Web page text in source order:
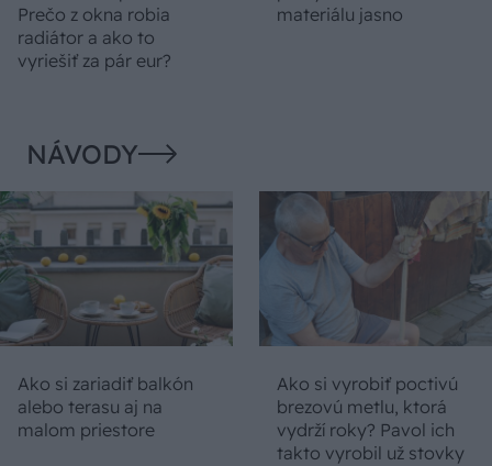
Prečo z okna robia
radiátor a ako to
vyriešiť za pár eur?
materiálu jasno
NÁVODY
Ako si zariadiť balkón
alebo terasu aj na
malom priestore
Ako si vyrobiť poctivú
brezovú metlu, ktorá
vydrží roky? Pavol ich
takto vyrobil už stovky